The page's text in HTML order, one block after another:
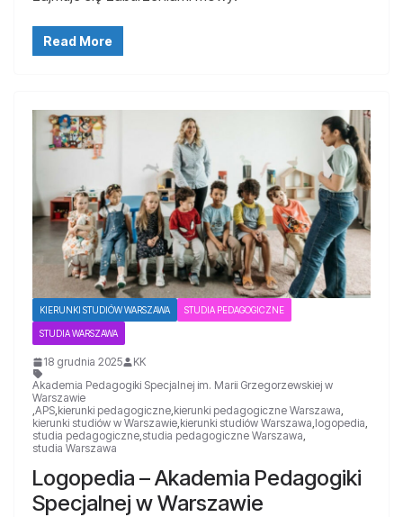
Read More
KIERUNKI STUDIÓW WARSZAWA STUDIA PEDAGOGICZNE
STUDIA WARSZAWA
18 grudnia 2025
KK
Akademia Pedagogiki Specjalnej im. Marii Grzegorzewskiej w
Warszawie
APS kierunki pedagogiczne kierunki pedagogiczne Warszawa
kierunki studiów w Warszawie kierunki studiów Warszawa logopedia
studia pedagogiczne studia pedagogiczne Warszawa
studia Warszawa
Logopedia – Akademia Pedagogiki
Specjalnej w Warszawie